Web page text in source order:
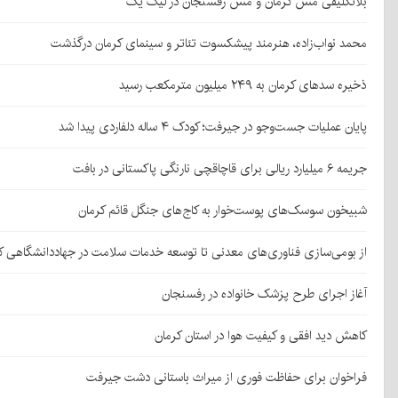
محمد نواب‌زاده، هنرمند پیشکسوت تئاتر و سینمای کرمان درگذشت
ذخیره سدهای کرمان به ۲۴۹ میلیون مترمکعب رسید
پایان عملیات جست‌وجو در جیرفت؛ کودک ۴ ساله دلفاردی پیدا شد
جریمه ۶ میلیارد ریالی برای قاچاقچی نارنگی پاکستانی در بافت
شبیخون سوسک‌های پوست‌خوار به کاج‌های جنگل قائم کرمان
از بومی‌سازی فناوری‌های معدنی تا توسعه خدمات سلامت در جهاددانشگاهی
آغاز اجرای طرح پزشک خانواده در رفسنجان
کاهش دید افقی و کیفیت هوا در استان کرمان
فراخوان برای حفاظت فوری از میراث باستانی دشت جیرفت